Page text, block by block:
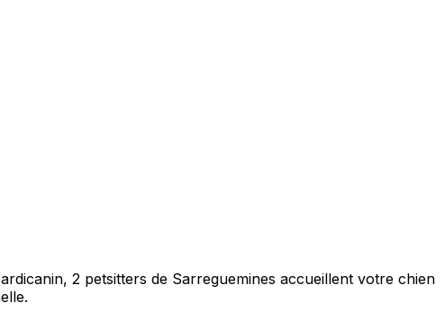
2 petsitters de Sarreguemines accueillent votre chien